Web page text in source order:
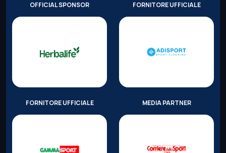
OFFICIAL SPONSOR FORNITORE UFFICIALE
FORNITORE UFFICIALE MEDIA PARTNER